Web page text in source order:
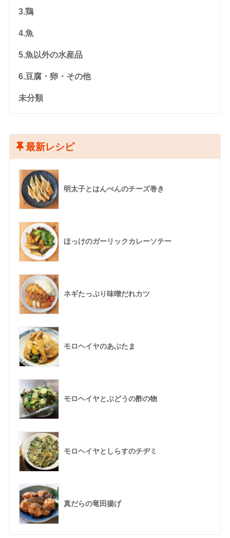
3.鶏
4.魚
5.魚以外の水産品
6.豆腐・卵・その他
未分類
最新レシピ
明太子とはんぺんのチーズ巻き
ほっけのガーリックカレーソテー
ネギたっぷり味噌だれカツ
モロヘイヤのあぶたま
モロヘイヤとぶどうの酢の物
モロヘイヤとしらすのチヂミ
真だらの竜田揚げ